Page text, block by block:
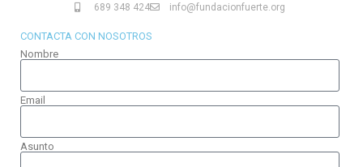
689 348 424 info@fundacionfuerte.org
CONTACTA CON NOSOTROS
Nombre
Email
Asunto